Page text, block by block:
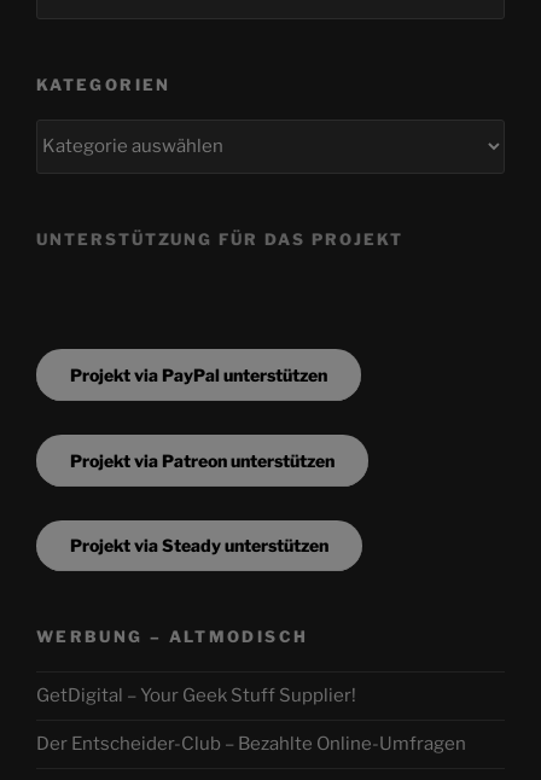
KATEGORIEN
UNTERSTÜTZUNG FÜR DAS PROJEKT
Projekt via PayPal unterstützen
Projekt via Patreon unterstützen
Projekt via Steady unterstützen
WERBUNG – ALTMODISCH
GetDigital – Your Geek Stuff Supplier!
Der Entscheider-Club – Bezahlte Online-Umfragen